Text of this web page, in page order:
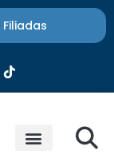
Filiadas